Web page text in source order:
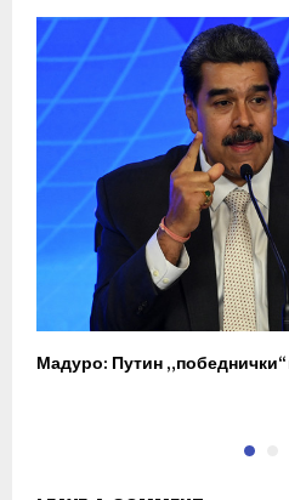
Мадуро: Путин „победнички“